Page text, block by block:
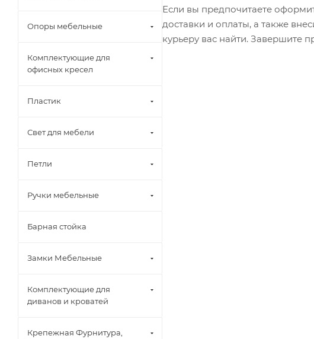
Если вы предпочитаете
доставки и оплаты, а также
курьеру вас найти. Завершите
Опоры мебельные
Комплектующие для
офисных кресел
Пластик
Свет для мебели
Петли
Ручки мебельные
Барная стойка
Замки Мебельные
Комплектующие для
диванов и кроватей
Крепежная Фурнитура,